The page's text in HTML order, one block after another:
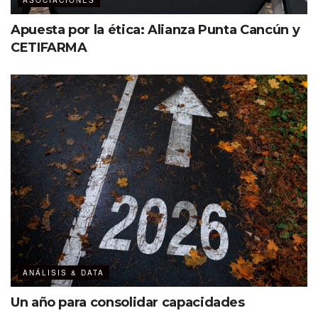
Apuesta por la ética: Alianza Punta Cancún y
CETIFARMA
ANÁLISIS & DATA
Un año para consolidar capacidades